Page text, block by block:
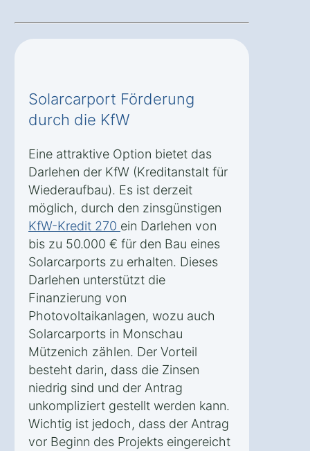
Solarcarport Förderung
durch die KfW
Eine attraktive Option bietet das
Darlehen der KfW (Kreditanstalt für
Wiederaufbau). Es ist derzeit
möglich, durch den zinsgünstigen
KfW-Kredit 270 ein Darlehen von
bis zu 50.000 € für den Bau eines
Solarcarports zu erhalten. Dieses
Darlehen unterstützt die
Finanzierung von
Photovoltaikanlagen, wozu auch
Solarcarports in Monschau
Mützenich zählen. Der Vorteil
besteht darin, dass die Zinsen
niedrig sind und der Antrag
unkompliziert gestellt werden kann.
Wichtig ist jedoch, dass der Antrag
vor Beginn des Projekts eingereicht